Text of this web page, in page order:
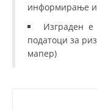
информирање и
Изграден
податоци за
мапер)